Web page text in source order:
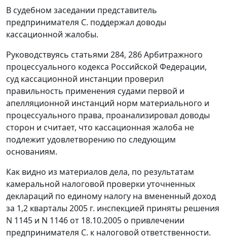
В судебном заседании представитель
предпринимателя С. поддержал доводы
кассационной жалобы.
Руководствуясь статьями 284, 286Арбитражного
процессуального кодекса Российской Федерации,
суд кассационной инстанции проверил
правильность применения судами первой и
апелляционной инстанций норм материального и
процессуального права, проанализировал доводы
сторон и считает, что кассационная жалоба не
подлежит удовлетворению по следующим
основаниям.
Как видно из материалов дела, по результатам
камеральной налоговой проверки уточненных
деклараций по единому налогу на вмененный доход
за 1,2 кварталы 2005 г. инспекцией приняты решения
N 1145 и N 1146 от 18.10.2005 о привлечении
предпринимателя С. к налоговой ответственности.